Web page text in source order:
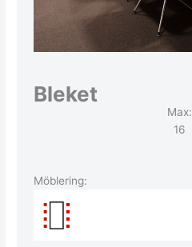
Bleket
Max:
16
Möblering: